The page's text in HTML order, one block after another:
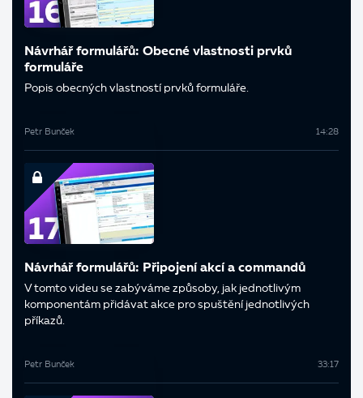
Návrhář formulářů: Obecné vlastnosti prvků
formuláře
Popis obecných vlastností prvků formuláře.
Petr Bunček 14:28
Návrhář formulářů: Připojení akcí a commandů
V tomto videu se zabýváme způsoby, jak jednotlivým
komponentám přidávat akce pro spuštění jednotlivých
příkazů.
Petr Bunček 33:17